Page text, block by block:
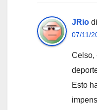
JRio
07/11/
Celso,
Esto